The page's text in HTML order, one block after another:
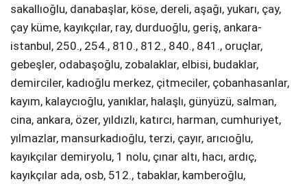
sakallıoğlu, danabaşlar, köse, dereli̇, aşağı, yukarı, çay,
çay küme, kayıkçılar, ray, durduoğlu, geri̇ş, ankara-
i̇stanbul, 250., 254., 810., 812., 840., 841., oruçlar,
gebeşler, odabaşoğlu, zobalaklar, elbi̇si̇, budaklar,
demi̇rci̇ler, kadıoğlu merkez, çi̇tmeci̇ler, çobanhasanlar,
kayım, kalaycıoğlu, yanıklar, halaşlı, günyüzü, salman,
ci̇na, ankara, özer, yıldızlı, katırcı, harman, cumhuri̇yet,
yılmazlar, mansurkadıoğlu, terzi̇, çayır, arıcıoğlu,
kayıkçılar demi̇ryolu, 1 nolu, çınar altı, hacı, ardıç,
kayıkçılar ada, osb, 512., tabaklar, kamberoğlu,